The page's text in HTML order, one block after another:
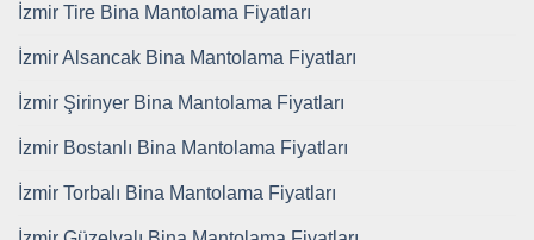
İzmir Tire Bina Mantolama Fiyatları
İzmir Alsancak Bina Mantolama Fiyatları
İzmir Şirinyer Bina Mantolama Fiyatları
İzmir Bostanlı Bina Mantolama Fiyatları
İzmir Torbalı Bina Mantolama Fiyatları